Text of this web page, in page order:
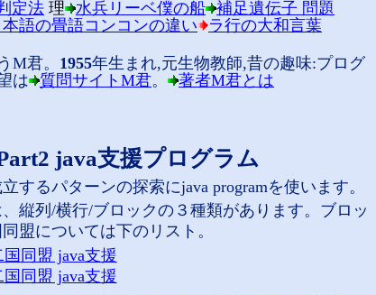
java支援プログラム
するパターンの探索にjava programを使います。
縦列/横行/ブロックの３種類があります。ブロッ
盟については下のリスト。
同盟 java支援
同盟 java支援
定法 理 水兵リーベ僕の船 補足遺伝子 問題
語の畳語コンコンの違い
ラ行の大和言葉
M君。 1955年生まれ,元生物教師,昔の趣味:プログ
は
質問サイトM君。 著者M君とは